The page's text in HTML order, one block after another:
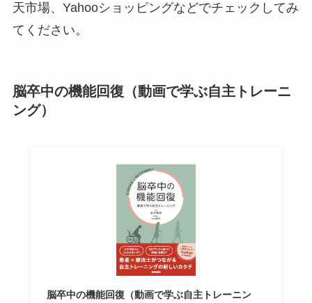
天市場、Yahooショッピングなどでチェックしてみ
てください。
脳卒中の機能回復（動画で学ぶ自主トレーニ
ング）
脳卒中の機能回復（動画で学ぶ自主トレーニン